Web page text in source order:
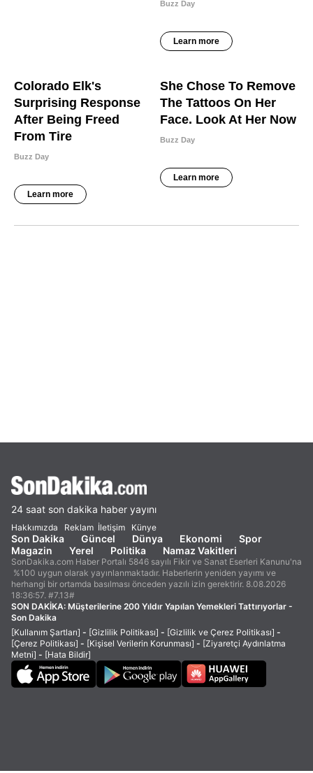
24 saat son dakika haber yayını
Hakkımızda Reklam İletişim Künye
Son Dakika Güncel Dünya Ekonomi
Spor
Magazin
Yerel Politika Namaz Vakitleri
SonDakika.com Haber Portalı 5846 sayılı Fikir ve Sanat Eserleri Kanunu'na
%100 uygun olarak yayınlanmaktadır. Haberlerin yeniden yayımı ve
herhangi bir ortamda basılması önceden yazılı izin gerektirir. 8.08.2026
18:36:57. #7.13#
SON DAKİKA: Müşterilerine 200 Yıldır Yapılan Yemekleri Tattırıyorlar -
Son Dakika
[Kullanım Şartları] - [Gizlilik Politikası] - [Gizlilik ve Çerez Politikası] -
[Çerez Politikası] - [Kişisel Verilerin Korunması] - [Ziyaretçi Aydınlatma
Metni] - [Hata Bildir]